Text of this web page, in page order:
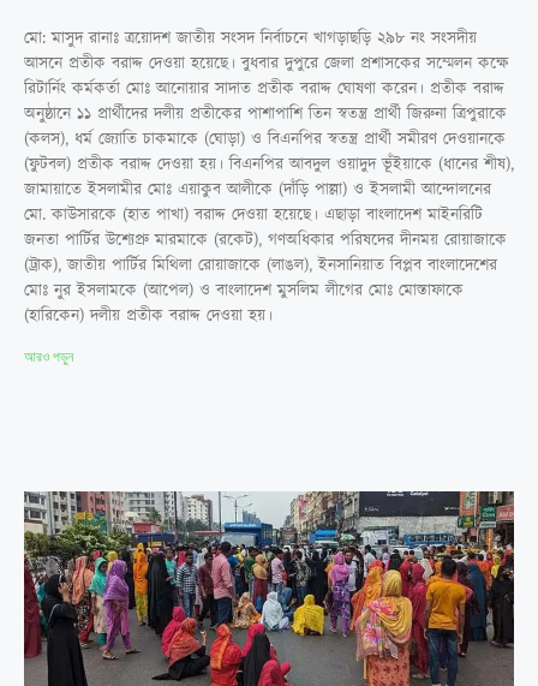
মো: মাসুদ রানাঃ ত্রয়োদশ জাতীয় সংসদ নির্বাচনে খাগড়াছড়ি ২৯৮ নং সংসদীয়
আসনে প্রতীক বরাদ্দ দেওয়া হয়েছে। বুধবার দুপুরে জেলা প্রশাসকের সম্মেলন কক্ষে
রিটার্নিং কর্মকর্তা মোঃ আনোয়ার সাদাত প্রতীক বরাদ্দ ঘোষণা করেন। প্রতীক বরাদ্দ
অনুষ্ঠানে ১১ প্রার্থীদের দলীয় প্রতীকের পাশাপাশি তিন স্বতন্ত্র প্রার্থী জিরুনা ত্রিপুরাকে
(কলস), ধর্ম জ্যোতি চাকমাকে (ঘোড়া) ও বিএনপির স্বতন্ত্র প্রার্থী সমীরণ দেওয়ানকে
(ফুটবল) প্রতীক বরাদ্দ দেওয়া হয়। বিএনপির আবদুল ওয়াদুদ ভূঁইয়াকে (ধানের শীষ),
জামায়াতে ইসলামীর মোঃ এয়াকুব আলীকে (দাঁড়ি পাল্লা) ও ইসলামী আন্দোলনের
মো. কাউসারকে (হাত পাখা) বরাদ্দ দেওয়া হয়েছে। এছাড়া বাংলাদেশ মাইনরিটি
জনতা পার্টির উশ্যেপ্রু মারমাকে (রকেট), গণঅধিকার পরিষদের দীনময় রোয়াজাকে
(ট্রাক), জাতীয় পার্টির মিথিলা রোয়াজাকে (লাঙল), ইনসানিয়াত বিপ্লব বাংলাদেশের
মোঃ নুর ইসলামকে (আপেল) ও বাংলাদেশ মুসলিম লীগের মোঃ মোস্তাফাকে
(হারিকেন) দলীয় প্রতীক বরাদ্দ দেওয়া হয়।
আরও পড়ুন